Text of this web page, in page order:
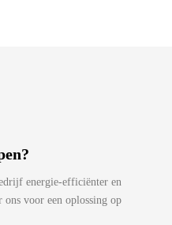
energie-efficiënter en
ons voor een oplossing op